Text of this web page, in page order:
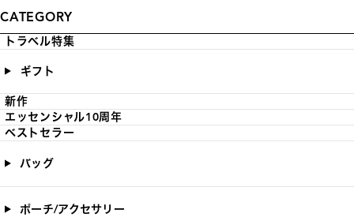
CATEGORY
トラベル特集
ギフト
新作
エッセンシャル10周年
ベストセラー
バッグ
ポーチ/アクセサリー